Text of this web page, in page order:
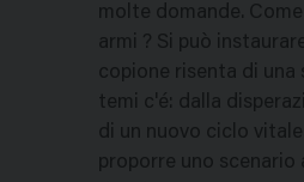
molte domande.
armi ? Si può
copione risenta di
temi c'é: dalla
di un nuovo ciclo
proporre uno